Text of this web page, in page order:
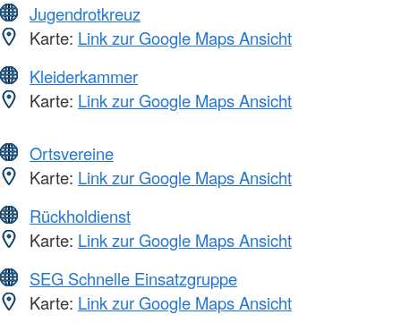
Jugendrotkreuz
Karte: Link zur Google Maps Ansicht
Kleiderkammer
Karte: Link zur Google Maps Ansicht
Ortsvereine
Karte: Link zur Google Maps Ansicht
Rückholdienst
Karte: Link zur Google Maps Ansicht
SEG Schnelle Einsatzgruppe
Karte: Link zur Google Maps Ansicht